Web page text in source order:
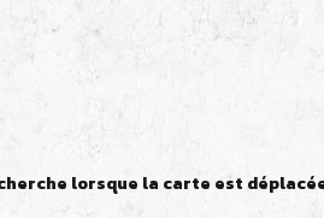
lorsque la carte est